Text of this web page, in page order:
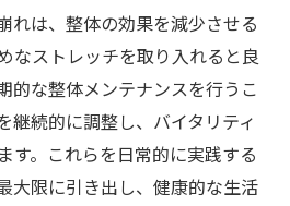
れは、整体の効果を減少させる
なストレッチを取り入れると良
的な整体メンテナンスを行うこ
継続的に調整し、バイタリティ
す。これらを日常的に実践する
大限に引き出し、健康的な生活